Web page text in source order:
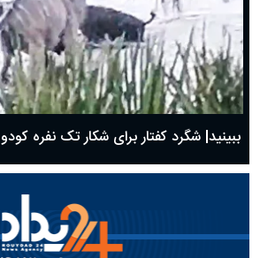
ببینید| شگرد کفتار برای شکار تک نفره کودو